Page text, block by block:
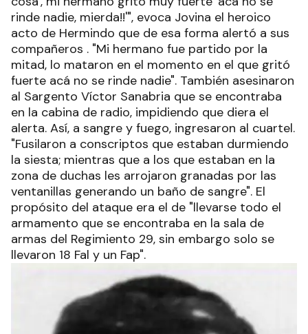
rinde nadie, mierda!!'", evoca Jovina el heroico
acto de Hermindo que de esa forma alertó a sus
compañeros . "Mi hermano fue partido por la
mitad, lo mataron en el momento en el que gritó
fuerte acá no se rinde nadie". También asesinaron
al Sargento Víctor Sanabria que se encontraba
en la cabina de radio, impidiendo que diera el
alerta. Así, a sangre y fuego, ingresaron al cuartel.
"Fusilaron a conscriptos que estaban durmiendo
la siesta; mientras que a los que estaban en la
zona de duchas les arrojaron granadas por las
ventanillas generando un baño de sangre". El
propósito del ataque era el de "llevarse todo el
armamento que se encontraba en la sala de
armas del Regimiento 29, sin embargo solo se
llevaron 18 Fal y un Fap".